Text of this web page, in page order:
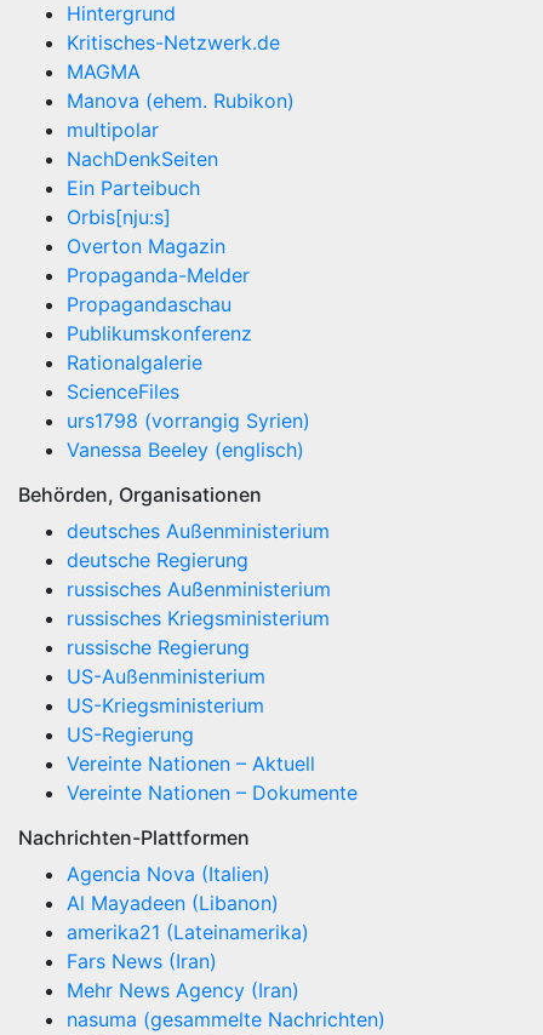
Hintergrund
Kritisches-Netzwerk.de
MAGMA
Manova (ehem. Rubikon)
multipolar
NachDenkSeiten
Ein Parteibuch
Orbis[nju:s]
Overton Magazin
Propaganda-Melder
Propagandaschau
Publikumskonferenz
Rationalgalerie
ScienceFiles
urs1798 (vorrangig Syrien)
Vanessa Beeley (englisch)
Behörden, Organisationen
deutsches Außenministerium
deutsche Regierung
russisches Außenministerium
russisches Kriegsministerium
russische Regierung
US-Außenministerium
US-Kriegsministerium
US-Regierung
Vereinte Nationen – Aktuell
Vereinte Nationen – Dokumente
Nachrichten-Plattformen
Agencia Nova (Italien)
Al Mayadeen (Libanon)
amerika21 (Lateinamerika)
Fars News (Iran)
Mehr News Agency (Iran)
nasuma (gesammelte Nachrichten)